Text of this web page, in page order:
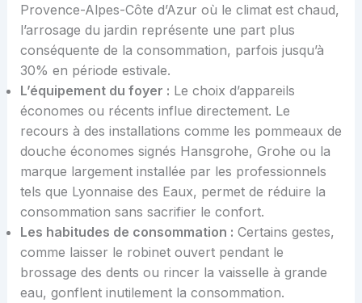
Provence-Alpes-Côte d’Azur où le climat est chaud,
l’arrosage du jardin représente une part plus
conséquente de la consommation, parfois jusqu’à
30% en période estivale.
L’équipement du foyer : Le choix d’appareils
économes ou récents influe directement. Le
recours à des installations comme les pommeaux de
douche économes signés Hansgrohe, Grohe ou la
marque largement installée par les professionnels
tels que Lyonnaise des Eaux, permet de réduire la
consommation sans sacrifier le confort.
Les habitudes de consommation : Certains gestes,
comme laisser le robinet ouvert pendant le
brossage des dents ou rincer la vaisselle à grande
eau, gonflent inutilement la consommation.